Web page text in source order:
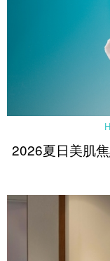
2026夏日美肌